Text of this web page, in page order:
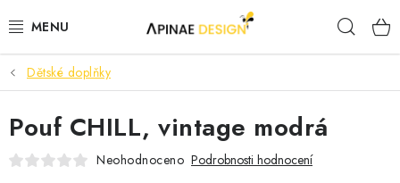
na
PRODUKTY
AKCE
KANCELÁŘSKÝ NÁBYTEK
Dětské doplňky
Pouf CHILL, vintage modrá
Neohodnoceno Podrobnosti hodnocení